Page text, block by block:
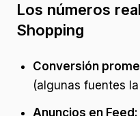
Los números
Shopping
Conversión
(algunas fuentes
Anuncios en Feed: